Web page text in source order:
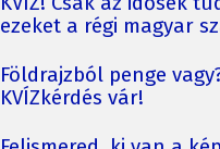
ezeket a régi magyar
Földrajzból penge
KVÍZkérdés vár!